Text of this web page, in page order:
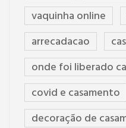
vaquinha online
arrecadacao
onde foi liberado
covid e casamento
decoração de